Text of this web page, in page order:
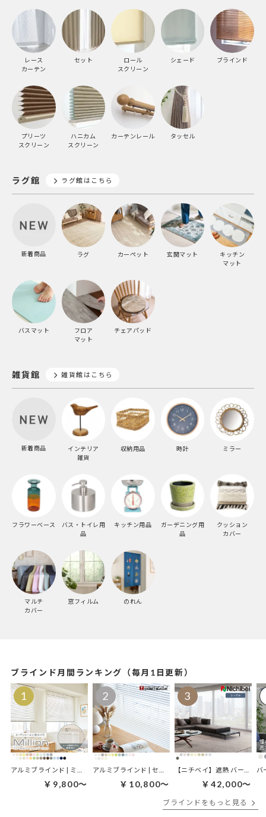
レース
カーテン
セット
ロール
スクリーン
シェード ブラインド
プリーツ
スクリーン
ハニカム
スクリーン
カーテンレール タッセル
ラグ館 ラグ館はこちら
新着商品 ラグ カーペット 玄関マット
キッチン
マット
バスマット
フロア
マット
チェアパッド
雑貨館 雑貨館はこちら
新着商品
インテリア
雑貨
収納用品 時計 ミラー
フラワーベース
バス・トイレ用
品
キッチン用品
ガーデニング用
品
クッション
カバー
マルチ
カバー
窓フィルム のれん
ブラインド月間ランキング（毎月1日更新）
￥9,800～ ￥10,800～ ￥42,000～
ブラインドをもっと見る